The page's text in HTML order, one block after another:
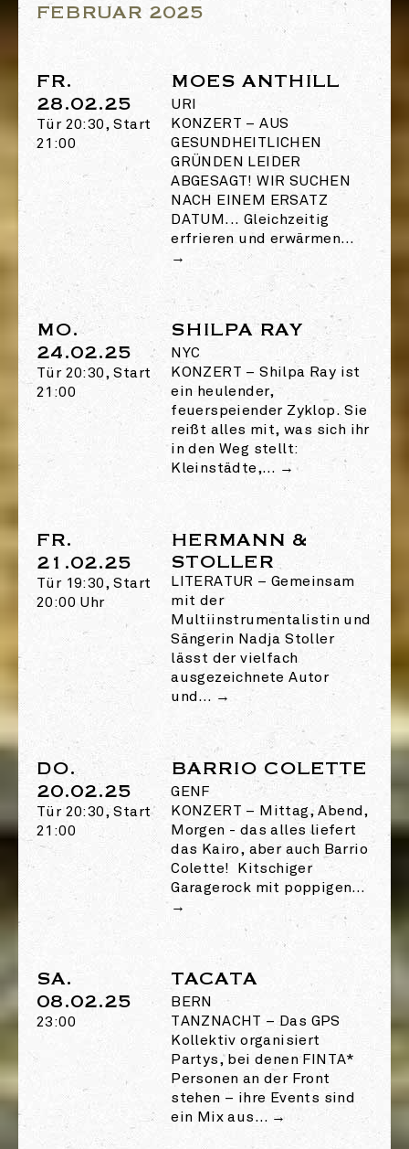
FEBRUAR 2025
FR.
28.02.25
Tür 20:30, Start
21:00
MOES ANTHILL
URI
KONZERT –AUS
GESUNDHEITLICHEN
GRÜNDEN LEIDER
ABGESAGT! WIR SUCHEN
NACH EINEM ERSATZ
DATUM... Gleichzeitig
erfrieren und erwärmen…
→
MO.
24.02.25
Tür 20:30, Start
21:00
SHILPA RAY
NYC
KONZERT –Shilpa Ray ist
ein heulender,
feuerspeiender Zyklop. Sie
reißt alles mit, was sich ihr
in den Weg stellt:
Kleinstädte,… →
FR.
21.02.25
Tür 19:30, Start
20:00 Uhr
HERMANN &
STOLLER
LITERATUR – Gemeinsam
mit der
Multiinstrumentalistin und
Sängerin Nadja Stoller
lässt der vielfach
ausgezeichnete Autor
und… →
DO.
20.02.25
Tür 20:30, Start
21:00
BARRIO COLETTE
GENF
KONZERT – Mittag, Abend,
Morgen - das alles liefert
das Kairo, aber auch Barrio
Colette! Kitschiger
Garagerock mit poppigen…
→
SA.
08.02.25
23:00
TACATA
BERN
TANZNACHT – Das GPS
Kollektiv organisiert
Partys, bei denen FINTA*
Personen an der Front
stehen – ihre Events sind
ein Mix aus… →